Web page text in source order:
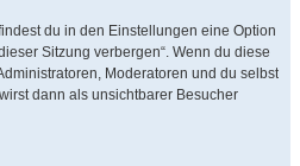
du in den Einstellungen eine Option
Sitzung verbergen“. Wenn du diese
Moderatoren und du selbst
dann als unsichtbarer Besucher